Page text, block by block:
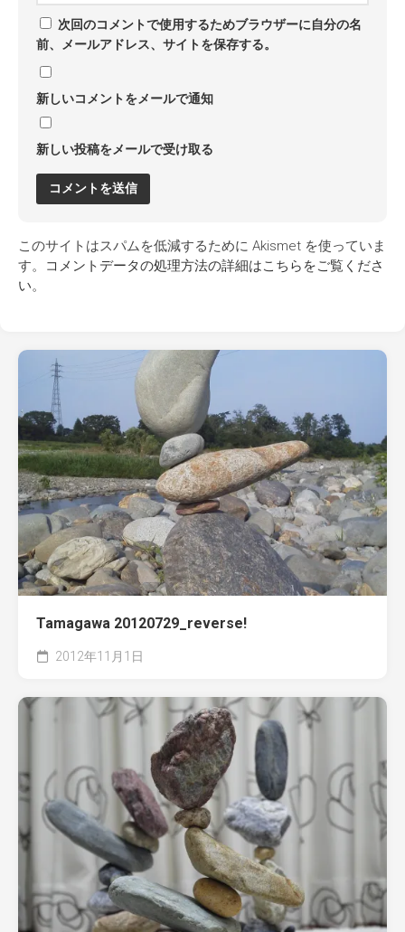
次回のコメントで使用するためブラウザーに自分の名
前、メールアドレス、サイトを保存する。
新しいコメントをメールで通知
新しい投稿をメールで受け取る
このサイトはスパムを低減するために Akismet を使っていま
す。
コメントデータの処理方法の詳細はこちらをご覧くださ
い。
Tamagawa 20120729_reverse!
2012年11月1日